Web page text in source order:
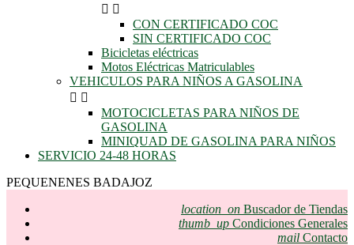
 
CON CERTIFICADO COC
SIN CERTIFICADO COC
Bicicletas eléctricas
Motos Eléctricas Matriculables
VEHICULOS PARA NIÑOS A GASOLINA
 
MOTOCICLETAS PARA NIÑOS DE
GASOLINA
MINIQUAD DE GASOLINA PARA NIÑOS
SERVICIO 24-48 HORAS
PEQUENENES BADAJOZ
location_on Buscador de Tiendas
thumb_up Condiciones Generales
mail Contacto